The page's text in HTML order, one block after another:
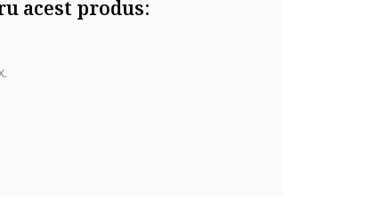
acest produs: